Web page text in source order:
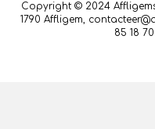
Copyright © 2024
1790 Affligem,
85 18